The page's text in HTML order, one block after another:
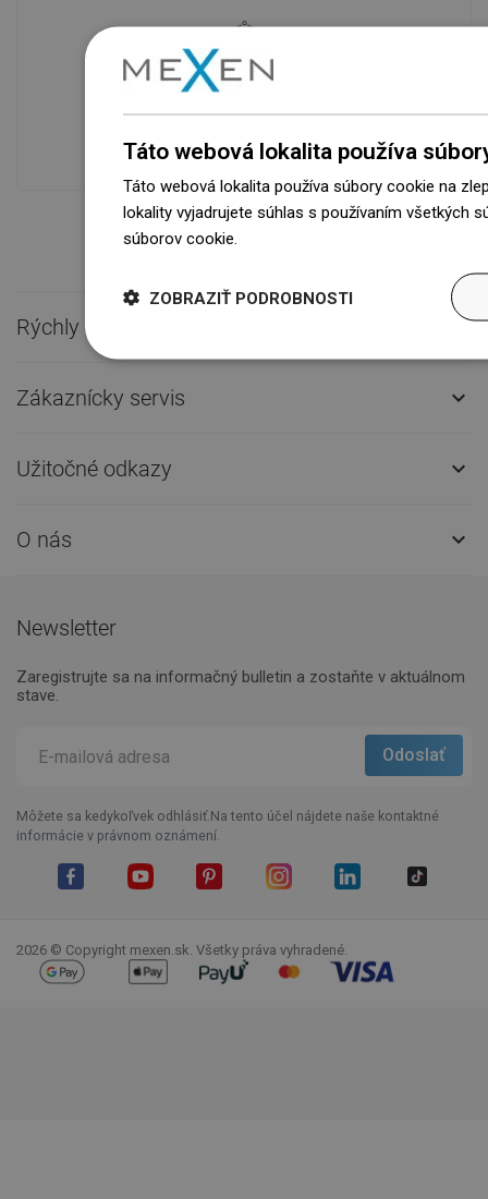
Dostupnosť tovaru
Naše výrobky na vás čakajú v
modernom sklade.Vždy pripravený na
prepravu!
Rýchly kontakt 
Zákaznícky servis 
Užitočné odkazy 
O nás 
Newsletter
Zaregistrujte sa na informačný bulletin a zostaňte v aktuálnom
stave.
Môžete sa kedykoľvek odhlásiť.Na tento účel nájdete naše kontaktné
informácie v právnom oznámení.
2026 © Copyright mexen.sk. Všetky práva vyhradené.
Táto webová lokalita používa
Táto webová lokalita používa súbory cookie na
lokality vyjadrujete súhlas s používaním všetkých
súborov cookie.
ZOBRAZIŤ PODROBNOSTI